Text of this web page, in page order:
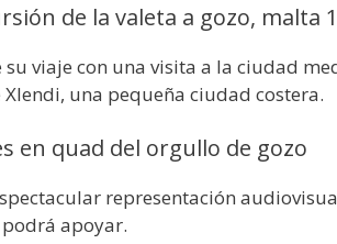
de la valeta a gozo, malta 1
su viaje con una visita a la ciudad
una pequeña ciudad costera.
en quad del orgullo de gozo
representación
apoyar.